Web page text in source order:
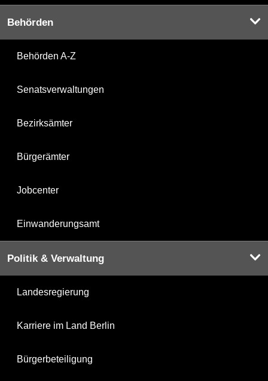
Behörden
Behörden A-Z
Senatsverwaltungen
Bezirksämter
Bürgerämter
Jobcenter
Einwanderungsamt
Politik & Verwaltung
Landesregierung
Karriere im Land Berlin
Bürgerbeteiligung